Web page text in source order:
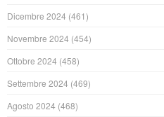
Dicembre 2024 (461)
Novembre 2024 (454)
Ottobre 2024 (458)
Settembre 2024 (469)
Agosto 2024 (468)